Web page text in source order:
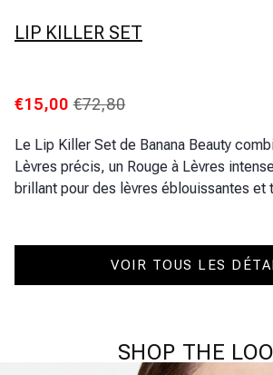
LIP KILLER SET
€15,00 €72,80
Le Lip Killer Set de Banana Beauty
Lèvres précis, un Rouge à Lèvres
brillant pour des lèvres éblouissantes et
VOIR TOUS LES
SHOP THE